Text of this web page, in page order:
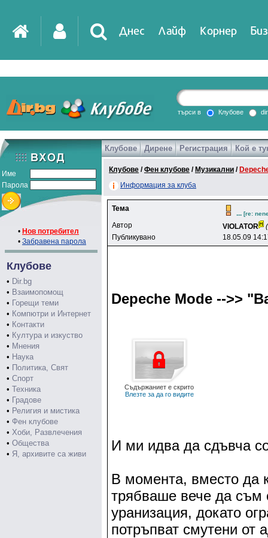
Днес Лайф Корнер
DirTV Impressio
Games
търси в Клубове
Име
Парола
• Нов потребител
• Забравена парола
Клубове
• Dir.bg
• Взаимопомощ
• Горещи теми
• Компютри и Интернет
• Контакти
• Култура и изкуство
• Мнения
• Наука
• Политика, Свят
• Спорт
• Техника
• Градове
• Религия и мистика
• Фен клубове
• Хоби, Развлечения
• Общества
• Я, архивите са живи
Клубове Дирене Регистрация Кой е
Клубове /Фен клубове / Музикални /
Информация за клуба
Тема
... [re:
Автор VlOLATOR
Публикувано
18.05.09
Depeche Mode -->>
Съдържаниет е скрито
Влезте за да го видите
И ми идва да сдъвча
В момента, вместо да
трябваше вече да съм
уранизация, докато
потръпват смутени от